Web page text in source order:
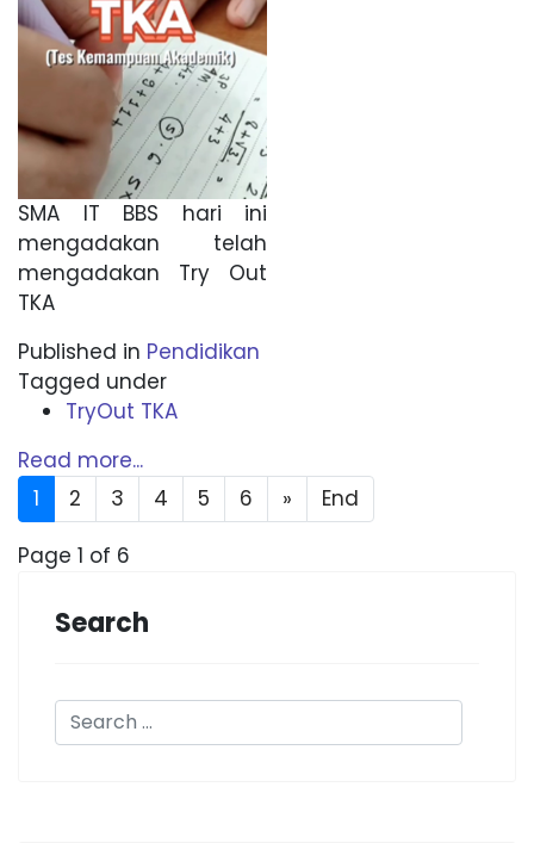
SMA IT BBS hari ini
mengadakan telah
mengadakan Try Out
TKA
Published in Pendidikan
Tagged under
TryOut TKA
Read more...
1
2 3 4 5 6 »
End
Page 1 of 6
Search